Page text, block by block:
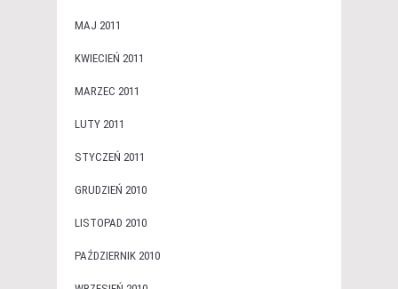
MAJ 2011
KWIECIEŃ 2011
MARZEC 2011
LUTY 2011
STYCZEŃ 2011
GRUDZIEŃ 2010
LISTOPAD 2010
PAŹDZIERNIK 2010